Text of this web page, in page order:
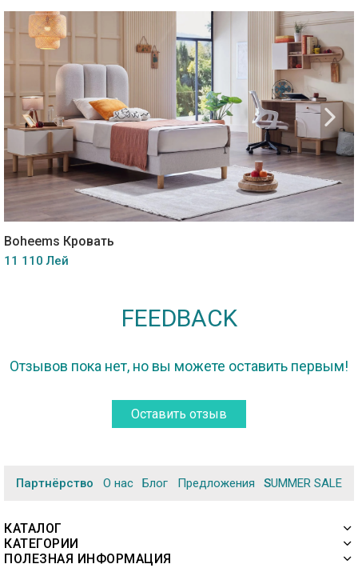
Boheems Кровать
11 110 Лей
FEEDBACK
Отзывов пока нет, но вы можете оставить первым!
Оставить отзыв
Партнёрство О нас Блог Предложения SUMMER SALE
КАТАЛОГ
КАТЕГОРИИ
ПОЛЕЗНАЯ ИНФОРМАЦИЯ